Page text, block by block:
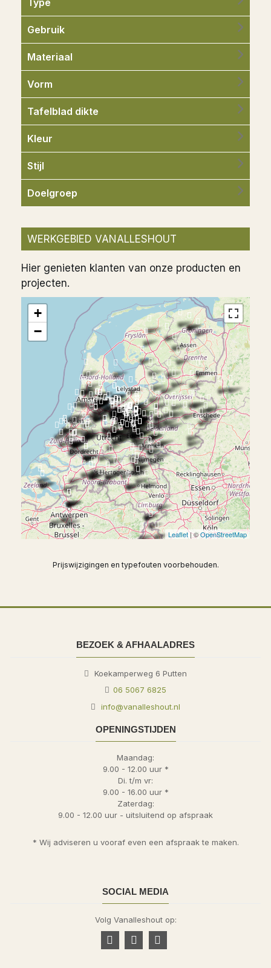
Type
Gebruik
Materiaal
Vorm
Tafelblad dikte
Kleur
Stijl
Doelgroep
WERKGEBIED VANALLESHOUT
Hier genieten klanten van onze producten en
projecten.
+
−
Leaflet| ©OpenStreetMap
Prijswijzigingen en typefouten voorbehouden.
BEZOEK & AFHAALADRES
Koekamperweg 6 Putten
06 5067 6825
info@vanalleshout.nl
OPENINGSTIJDEN
Maandag:
9.00 - 12.00 uur *
Di. t/m vr:
9.00 - 16.00 uur *
Zaterdag:
9.00 - 12.00 uur - uitsluitend op afspraak
* Wij adviseren u vooraf even een afspraak te maken.
SOCIAL MEDIA
Volg Vanalleshout op: